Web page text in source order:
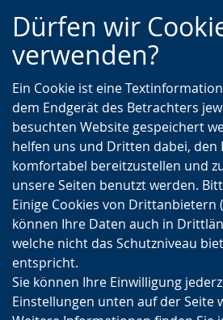
Zur
Zur
Zum
Inhalt
Dürfen wir
verwenden?
Ein Cookie ist eine
dem Endgerät des Betrachters
besuchten Website gespeichert
helfen uns und Dritten dabei,
komfortabel bereitzustellen und
unsere Seiten benutzt werden.
Einige Cookies von Drittanbietern
können Ihre Daten auch in
welche nicht das Schutzniveau
entspricht.
Sie können Ihre Einwilligung
Einstellungen unten auf der Seite